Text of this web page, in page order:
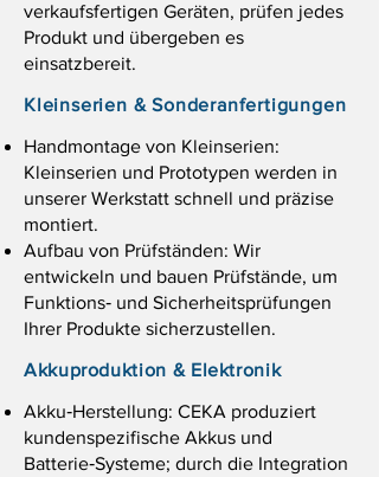
verkaufsfertigen Geräten, prüfen jedes
Produkt und übergeben es
einsatzbereit.
Kleinserien & Sonderanfertigungen
Handmontage von Kleinserien:
Kleinserien und Prototypen werden in
unserer Werkstatt schnell und präzise
montiert.
Aufbau von Prüfständen: Wir
entwickeln und bauen Prüfstände, um
Funktions‑ und Sicherheitsprüfungen
Ihrer Produkte sicherzustellen.
Akkuproduktion & Elektronik
Akku‑Herstellung: CEKA produziert
kundenspezifische Akkus und
Batterie‑Systeme; durch die Integration